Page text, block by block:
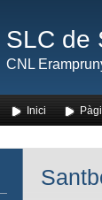
SLC de
CNL
Inici